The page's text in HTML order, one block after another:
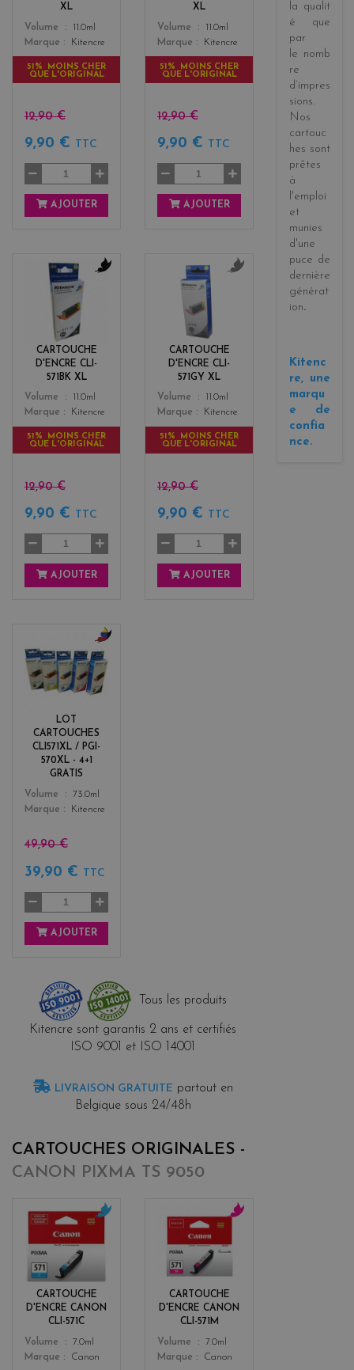
XL
Color
Volume
11.0ml
Marque
Kitencre
51% MOINS CHER
QUE L'ORIGINAL
12,90 €
9,90 € TTC
AJOUTER
XL
Color
Volume
11.0ml
Marque
Kitencre
51% MOINS CHER
QUE L'ORIGINAL
12,90 €
9,90 € TTC
AJOUTER
CARTOUCHE
D'ENCRE CLI-
571BK XL
Color
k
Volume
11.0ml
Marque
Kitencre
51% MOINS CHER
QUE L'ORIGINAL
12,90 €
9,90 € TTC
AJOUTER
CARTOUCHE
D'ENCRE CLI-
571GY XL
Color
Volume
11.0ml
Marque
Kitencre
51% MOINS CHER
QUE L'ORIGINAL
12,90 €
9,90 € TTC
AJOUTER
LOT
CARTOUCHES
CLI571XL / PGI-
570XL - 4+1
GRATIS
Color
b
l
a
+
3
Volume
73.0ml
Marque
Kitencre
49,90 €
39,90 € TTC
AJOUTER
Tous les produits
Kitencre sont garantis 2 ans et certifiés
ISO 9001 et ISO 14001
LIVRAISON GRATUITE partout en
Belgique sous 24/48h
CARTOUCHES ORIGINALES -
CANON PIXMA TS 9050
CARTOUCHE
D'ENCRE CANON
CLI-571C
Color
c
y
Volume
7.0ml
Marque
Canon
CARTOUCHE
D'ENCRE CANON
CLI-571M
Color
a
n
t
Volume
7.0ml
Marque
Canon
la qualit
é que
par
le nomb
re
d’impres
sions.
Nos
cartouc
hes sont
prêtes
à
l'emploi
et
munies
d'une
puce de
dernière
générat
ion.
Kitenc
re, une
marqu
e de
confia
nce.